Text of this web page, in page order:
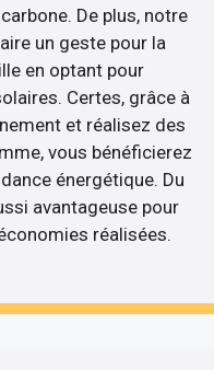
De plus, notre
un geste pour la
en optant pour
Certes, grâce à
et réalisez des
vous bénéficierez
énergétique. Du
avantageuse pour
réalisées.